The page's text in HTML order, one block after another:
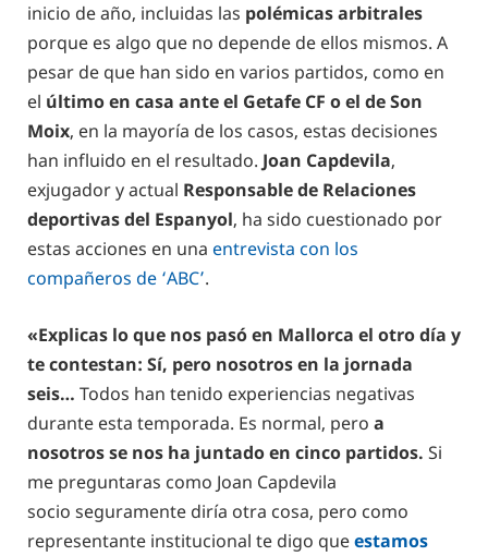
inicio de año, incluidas las polémicas arbitrales
porque es algo que no depende de ellos mismos. A
pesar de que han sido en varios partidos, como en
el último en casa ante el Getafe CF o el de Son
Moix, en la mayoría de los casos, estas decisiones
han influido en el resultado. Joan Capdevila,
exjugador y actual Responsable de Relaciones
deportivas del Espanyol, ha sido cuestionado por
estas acciones en una entrevista con los
compañeros de ‘ABC’.
«Explicas lo que nos pasó en Mallorca el otro día y
te contestan: Sí, pero nosotros en la jornada
seis… Todos han tenido experiencias negativas
durante esta temporada. Es normal, pero a
nosotros se nos ha juntado en cinco partidos. Si
me preguntaras como Joan Capdevila
socio seguramente diría otra cosa, pero como
representante institucional te digo queestamos